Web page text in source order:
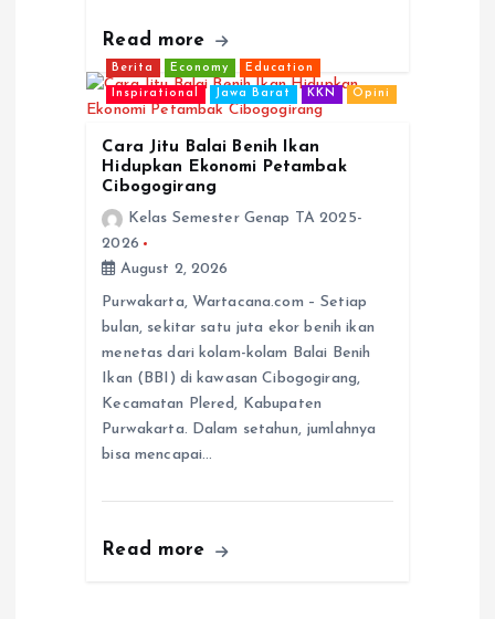
Read more
Berita Economy Education
Inspirational Jawa Barat KKN Opini
Cara Jitu Balai Benih Ikan
Hidupkan Ekonomi Petambak
Cibogogirang
Kelas Semester Genap TA 2025-
2026
August 2, 2026
Purwakarta, Wartacana.com – Setiap
bulan, sekitar satu juta ekor benih ikan
menetas dari kolam-kolam Balai Benih
Ikan (BBI) di kawasan Cibogogirang,
Kecamatan Plered, Kabupaten
Purwakarta. Dalam setahun, jumlahnya
bisa mencapai…
Read more